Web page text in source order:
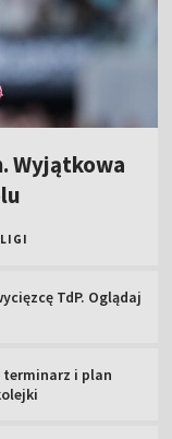
Wyjątkowa
TdP. Oglądaj
terminarz i plan